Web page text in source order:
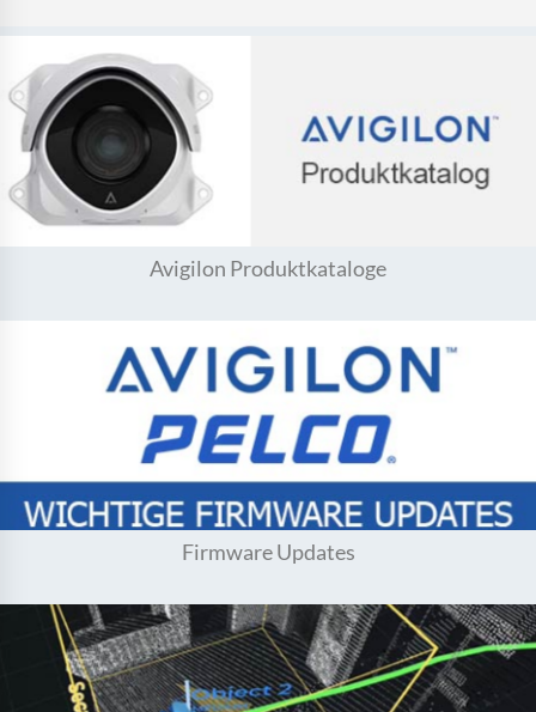
Avigilon Produktkataloge
Avigilon Produktkataloge
Firmware Update für
Firmware Release 5.42.0.64
Firmware Updates
Blickfeld Firmware Update